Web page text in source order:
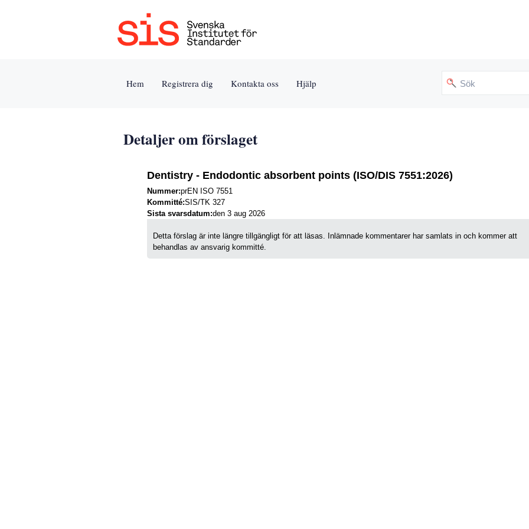
Hem Registrera dig Kontakta oss Hjälp
Detaljer om förslaget
Dentistry - Endodontic absorbent points (ISO/DIS 7551:2026)
Nummer:prEN ISO 7551
Kommitté:SIS/TK 327
Sista svarsdatum:den 3 aug 2026
Detta förslag är inte längre tillgängligt för att läsas. Inlämnade kommentarer har samlats in och kommer att
behandlas av ansvarig kommitté.